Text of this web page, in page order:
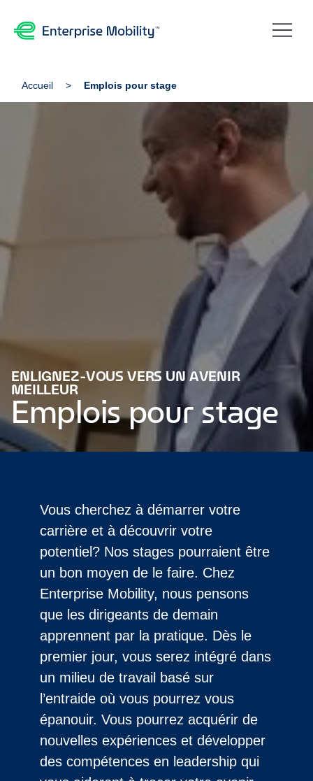
Accueil Emplois pour stage
ENLIGNEZ-VOUS VERS UN AVENIR
MEILLEUR
Emplois pour stage
Vous cherchez à démarrer votre
carrière et à découvrir votre
potentiel? Nos stages pourraient être
un bon moyen de le faire. Chez
Enterprise Mobility, nous pensons
que les dirigeants de demain
apprennent par la pratique. Dès le
premier jour, vous serez intégré dans
un milieu de travail basé sur
l’entraide où vous pourrez vous
épanouir. Vous pourrez acquérir de
nouvelles expériences et développer
des compétences en leadership qui